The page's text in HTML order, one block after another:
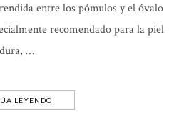
entre los pómulos y el óvalo
recomendado para la piel
…
LEYENDO